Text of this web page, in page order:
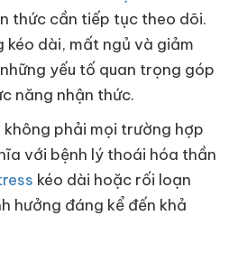
thức cần tiếp tục theo dõi.
kéo dài, mất ngủ và giảm
yếu tố quan trọng góp
năng nhận thức.
phải mọi trường hợp
với bệnh lý thoái hóa thần
kéo dài hoặc rối loạn
hưởng đáng kể đến khả